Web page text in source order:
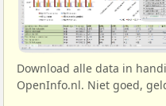
Download alle data in
OpenInfo.nl. Niet goed,